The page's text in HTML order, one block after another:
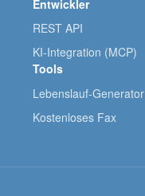
Entwickler
REST API
KI-Integration (MCP)
Tools
Lebenslauf-Generator
Kostenloses Fax